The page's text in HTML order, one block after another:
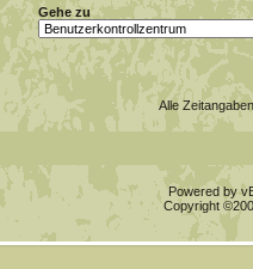
Gehe zu
Alle
Powered by
Copyright